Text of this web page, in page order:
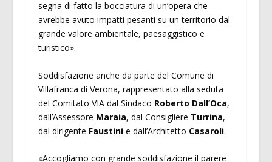
segna di fatto la bocciatura di un’opera che
avrebbe avuto impatti pesanti su un territorio dal
grande valore ambientale, paesaggistico e
turistico».
Soddisfazione anche da parte del Comune di
Villafranca di Verona, rappresentato alla seduta
del Comitato VIA dal Sindaco Roberto Dall’Oca,
dall’Assessore Maraia, dal Consigliere Turrina,
dal dirigente Faustinie dall’Architetto Casaroli.
«Accogliamo con grande soddisfazione il parere